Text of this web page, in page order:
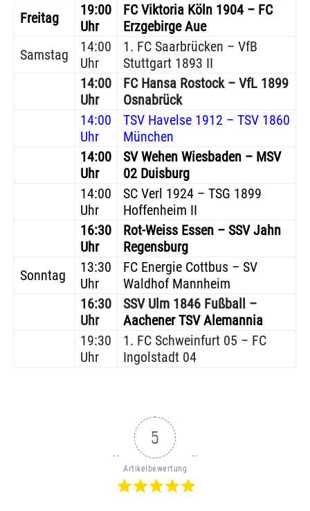
Freitag
19:00
Uhr
FC Viktoria Köln 1904 – FC
Erzgebirge Aue
Samstag
14:00
Uhr
1. FC Saarbrücken – VfB
Stuttgart 1893 II
14:00
Uhr
FC Hansa Rostock – VfL 1899
Osnabrück
14:00
Uhr
TSV Havelse 1912 – TSV 1860
München
14:00
Uhr
SV Wehen Wiesbaden – MSV
02 Duisburg
14:00
Uhr
SC Verl 1924 – TSG 1899
Hoffenheim II
16:30
Uhr
Rot-Weiss Essen – SSV Jahn
Regensburg
Sonntag
13:30
Uhr
FC Energie Cottbus – SV
Waldhof Mannheim
16:30
Uhr
SSV Ulm 1846 Fußball –
Aachener TSV Alemannia
19:30
Uhr
1. FC Schweinfurt 05 – FC
Ingolstadt 04
5
Artikelbewertung